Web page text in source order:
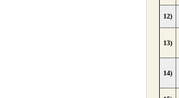
12)
13)
14)